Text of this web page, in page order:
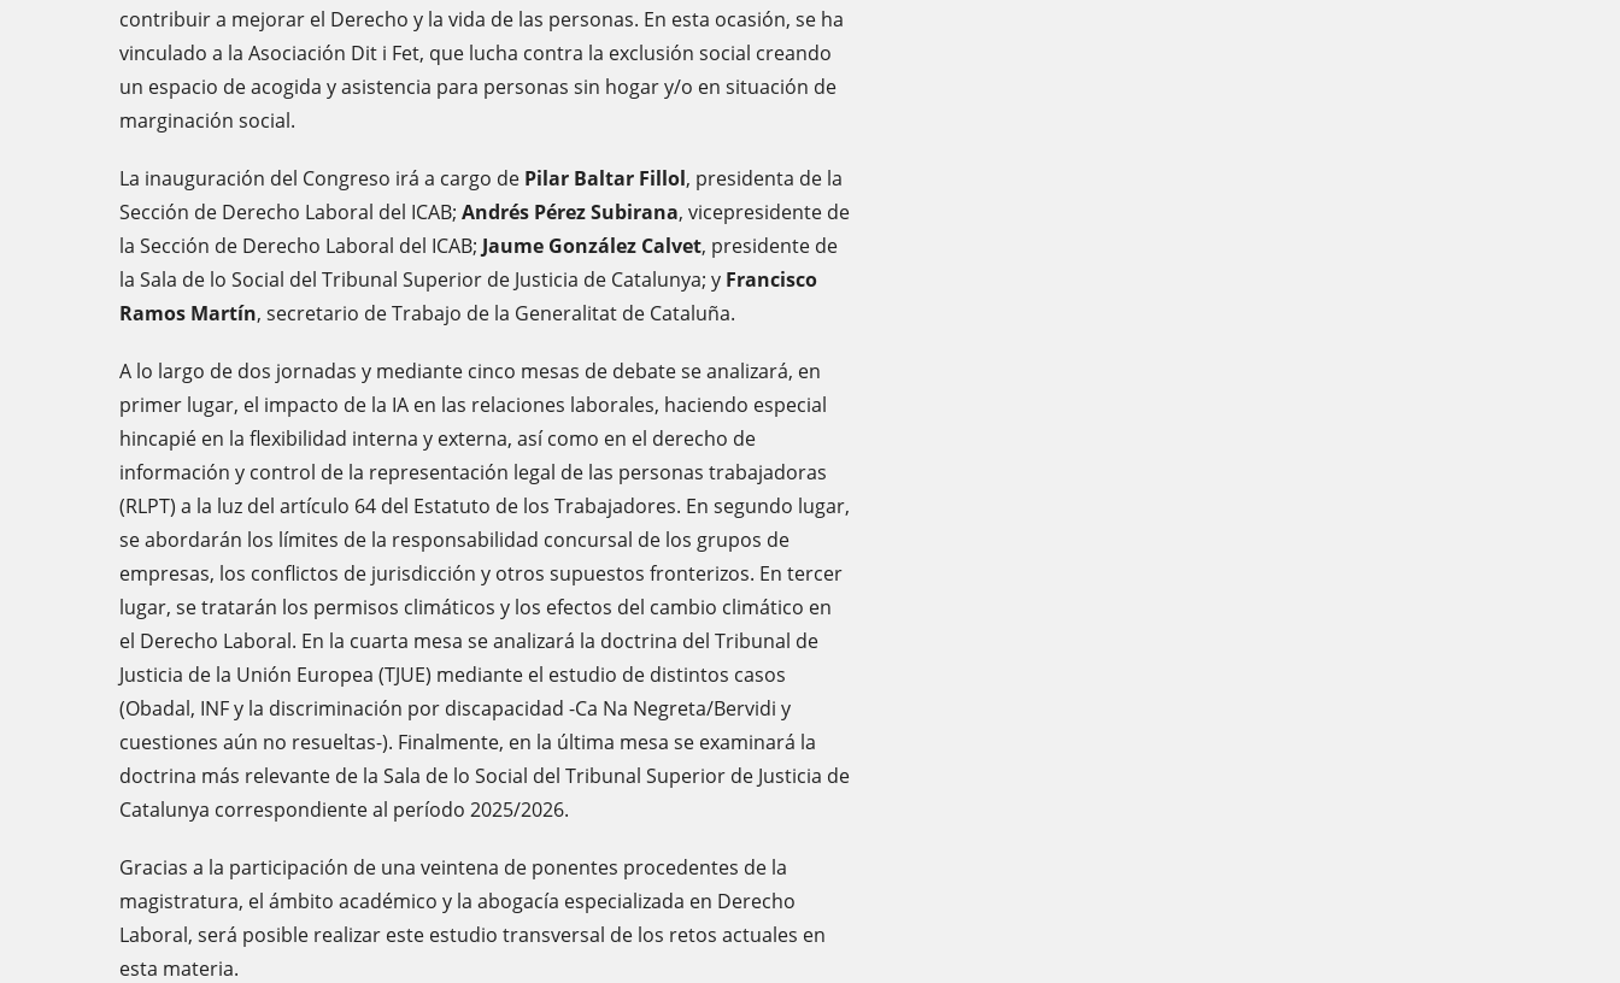
contribuir a mejorar el Derecho y la vida de las personas. En esta ocasión, se ha
vinculado a la Asociación Dit i Fet, que lucha contra la exclusión social creando
un espacio de acogida y asistencia para personas sin hogar y/o en situación de
marginación social.
La inauguración del Congreso irá a cargo de Pilar Baltar Fillol, presidenta de la
Sección de Derecho Laboral del ICAB; Andrés Pérez Subirana, vicepresidente de
la Sección de Derecho Laboral del ICAB; Jaume González Calvet, presidente de
la Sala de lo Social del Tribunal Superior de Justicia de Catalunya; y Francisco
Ramos Martín, secretario de Trabajo de la Generalitat de Cataluña.
A lo largo de dos jornadas y mediante cinco mesas de debate se analizará, en
primer lugar, el impacto de la IA en las relaciones laborales, haciendo especial
hincapié en la flexibilidad interna y externa, así como en el derecho de
información y control de la representación legal de las personas trabajadoras
(RLPT) a la luz del artículo 64 del Estatuto de los Trabajadores. En segundo lugar,
se abordarán los límites de la responsabilidad concursal de los grupos de
empresas, los conflictos de jurisdicción y otros supuestos fronterizos. En tercer
lugar, se tratarán los permisos climáticos y los efectos del cambio climático en
el Derecho Laboral. En la cuarta mesa se analizará la doctrina del Tribunal de
Justicia de la Unión Europea (TJUE) mediante el estudio de distintos casos
(Obadal, INF y la discriminación por discapacidad -Ca Na Negreta/Bervidi y
cuestiones aún no resueltas-). Finalmente, en la última mesa se examinará la
doctrina más relevante de la Sala de lo Social del Tribunal Superior de Justicia de
Catalunya correspondiente al período 2025/2026.
Gracias a la participación de una veintena de ponentes procedentes de la
magistratura, el ámbito académico y la abogacía especializada en Derecho
Laboral, será posible realizar este estudio transversal de los retos actuales en
esta materia.